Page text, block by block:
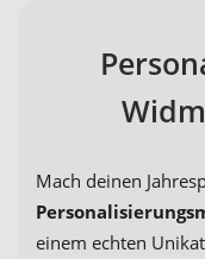
Mach deinen
einem echten